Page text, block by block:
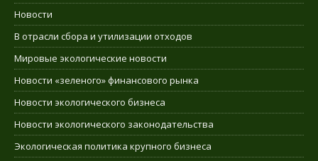
Новости
В отрасли сбора и утилизации отходов
Мировые экологические новости
Новости «зеленого» финансового рынка
Новости экологического бизнеса
Новости экологического законодательства
Экологическая политика крупного бизнеса